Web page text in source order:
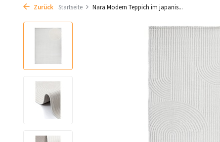
Zurück Startseite Nara Modern Teppich im japanis...